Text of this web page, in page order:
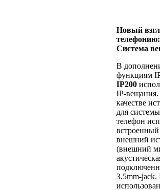
Новый
Система
В
функциям
IP200
IP-
качестве
для
телефон
внешний
(внешний
3.5mm-jack.